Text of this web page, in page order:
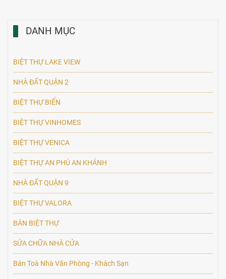
DANH MỤC
BIỆT THỰ LAKE VIEW
NHÀ ĐẤT QUẬN 2
BIỆT THỰ BIỂN
BIỆT THỰ VINHOMES
BIỆT THỰ VENICA
BIỆT THỰ AN PHÚ AN KHÁNH
NHÀ ĐẤT QUẬN 9
BIỆT THỰ VALORA
BÁN BIỆT THỰ
SỬA CHỮA NHÀ CỬA
Bán Toà Nhà Văn Phòng - Khách Sạn